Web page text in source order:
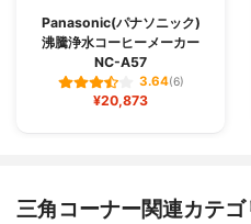
Panasonic(パナソニック)
沸騰浄水コーヒーメーカー
NC-A57
3.64(6)
¥20,873
三角コーナー関連カテ